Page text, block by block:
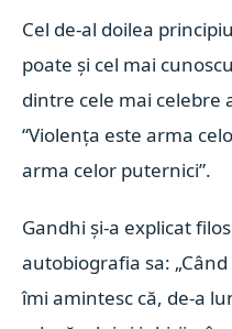
Cel de-al doilea
poate şi cel mai
dintre cele mai celebre
“Violenţa este arma
arma celor puternici”.
Gandhi şi-a explicat
autobiografia sa:
îmi amintesc că, de-a